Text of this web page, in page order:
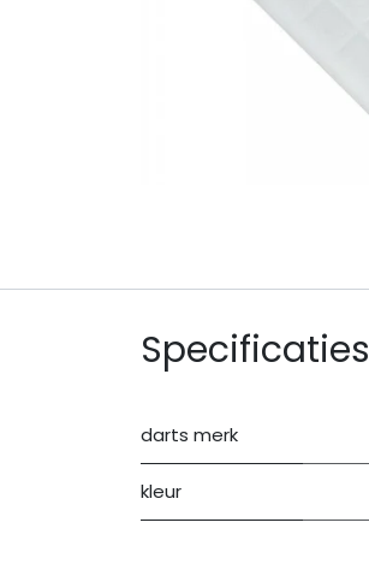
Specificaties
darts merk
kleur